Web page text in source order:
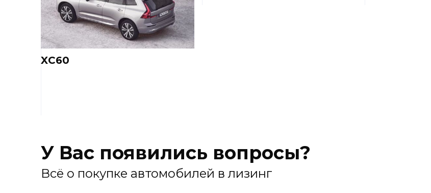
XC60
У Вас появились вопросы?
Всё о покупке автомобилей в лизинг